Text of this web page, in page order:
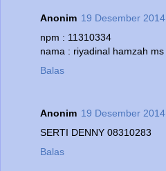
Anonim 19 Desember
npm : 11310334
nama : riyadinal hamzah ms
Balas
Anonim 19 Desember
SERTI DENNY 08310283
Balas